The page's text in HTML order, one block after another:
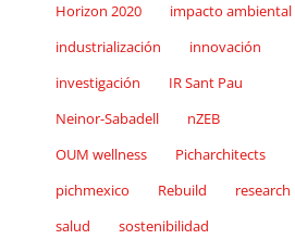
Horizon 2020
impacto ambiental
industrialización
innovación
investigación
IR Sant Pau
Neinor-Sabadell
nZEB
OUM wellness
Picharchitects
pichmexico
Rebuild
research
salud
sostenibilidad